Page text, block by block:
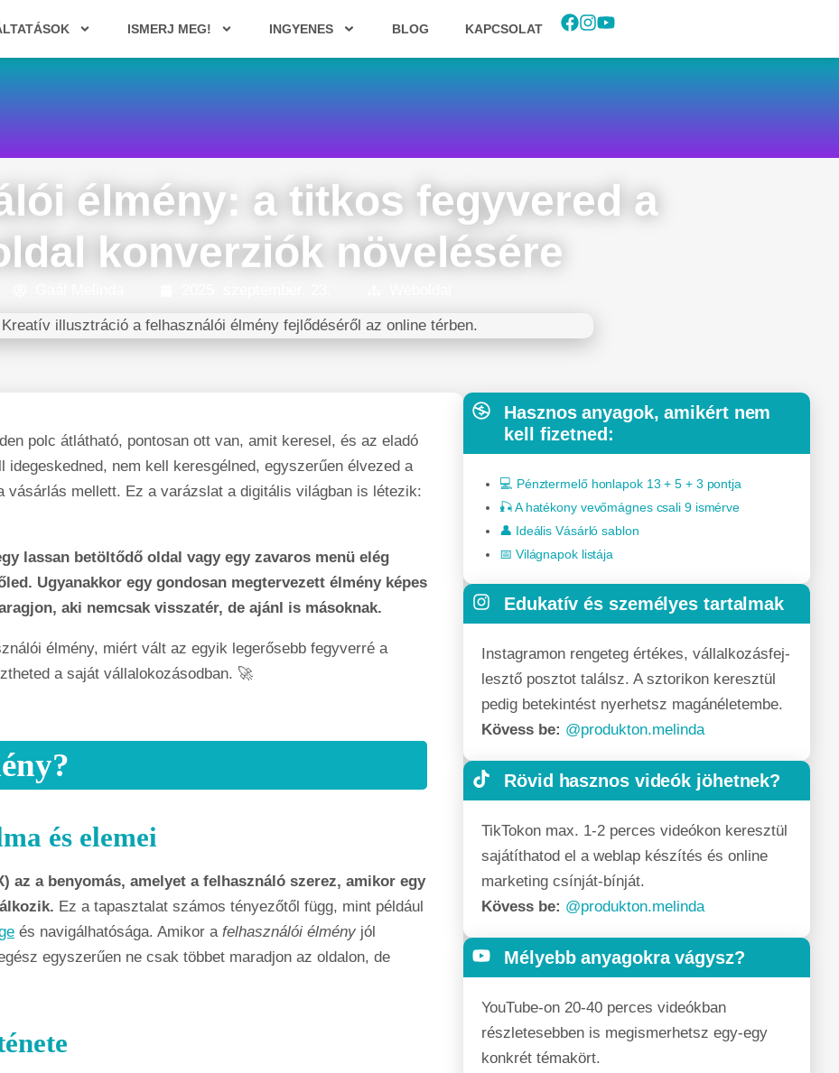
ISMERJ MEG! INGYENES BLOG KAPCSOLAT
élmény: a titkos fegyvered a
konverziók növelésére
polc átlátható, pontosan ott van, amit keresel, és az eladó
nem kell keresgélned, egyszerűen élvezed a
mellett. Ez a varázslat a digitális világban is létezik:
lassan betöltődő oldal vagy egy zavaros menü elég
Ugyanakkor egy gondosan megtervezett élmény képes
aki nemcsak visszatér, de ajánl is másoknak.
élmény, miért vált az egyik legerősebb fegyverré a
a saját vállalokozásodban. 🚀
és elemei
az a benyomás, amelyet a felhasználó szerez, amikor egy
Ez a tapasztalat számos tényezőtől függ, mint például
és navigálhatósága. Amikor a felhasználói élmény jól
egyszerűen ne csak többet maradjon az oldalon, de
Hasznos anyagok, amikért nem
kell fizetned:
💻 Pénztermelő honlapok 13 + 5 + 3 pontja
🎣 A hatékony vevőmágnes csali 9 ismérve
👤 Ideális Vásárló sablon
📅 Világnapok listája
Edukatív és személyes tartalmak
Instagramon rengeteg értékes, vállalkozásfej­
lesztő posztot találsz. A sztorikon keresztül
pedig betekintést nyerhetsz magánéletembe.
Kövess be: @produkton.melinda
Rövid hasznos videók jöhetnek?
TikTokon max. 1-2 perces videókon keresztül
sajátíthatod el a weblap készítés és online
marketing csínját-bínját.
Kövess be: @produkton.melinda
Mélyebb anyagokra vágysz?
YouTube-on 20-40 perces videókban
részletesebben is megismerhetsz egy-egy
konkrét témakört.